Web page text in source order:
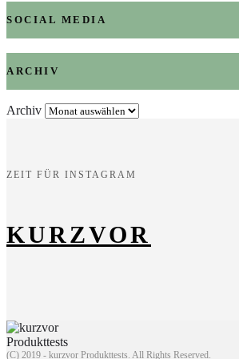
SOCIAL MEDIA
ARCHIV
Archiv
ZEIT FÜR INSTAGRAM
KURZVOR
(C) 2019 - kurzvor Produkttests. All Rights Reserved.